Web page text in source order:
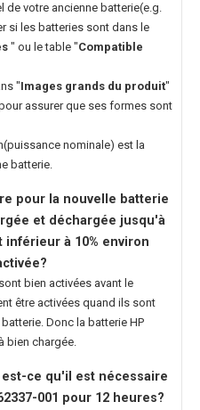
de votre ancienne batterie(e.g.
si les batteries sont dans le
" ou le table "Compatible
"Images grands du produit"
assurer que ses formes sont
nominale) est la
batterie.
pour la nouvelle batterie
et déchargée jusqu'à
à 10% environ
bien activées avant le
être activées quand ils sont
Donc la batterie HP
bien chargée.
ce qu'il est nécessaire
001 pour 12 heures?